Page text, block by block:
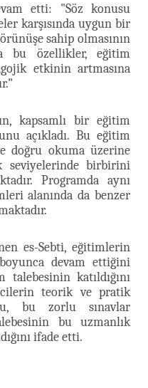
etti: "Söz konusu
karşısında uygun bir
sahip olmasının
bu özellikler, eğitim
etkinin artmasına
kapsamlı bir eğitim
açıkladı. Bu eğitim
doğru okuma üzerine
seviyelerinde birbirini
Programda aynı
alanında da benzer
es-Sebti, eğitimlerin
devam ettiğini
katıldığını
teorik ve pratik
bu zorlu sınavlar
bu uzmanlık
ifade etti.